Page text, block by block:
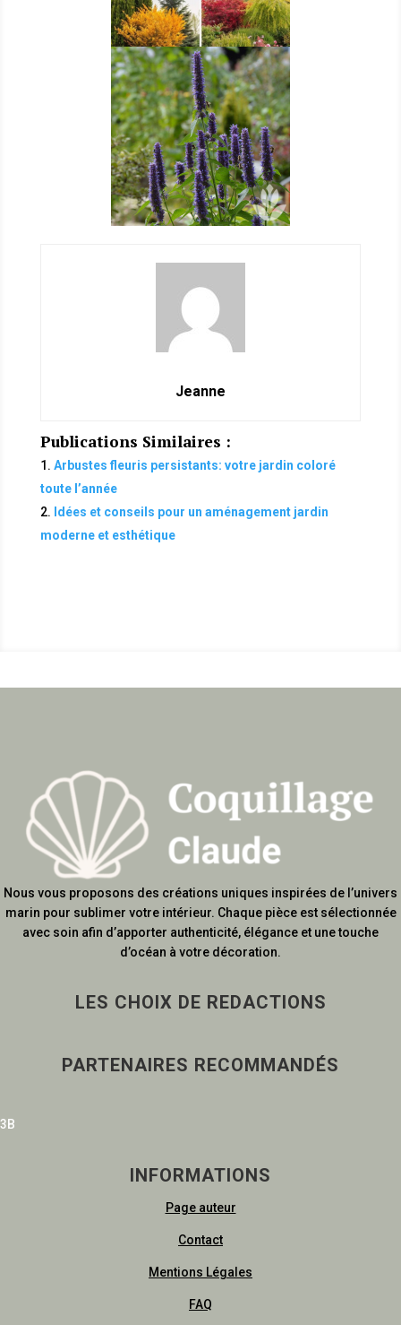
Jeanne
Publications Similaires :
Arbustes fleuris persistants: votre jardin coloré
toute l’année
Idées et conseils pour un aménagement jardin
moderne et esthétique
Nous vous proposons des créations uniques inspirées de l’univers
marin pour sublimer votre intérieur. Chaque pièce est sélectionnée
avec soin afin d’apporter authenticité, élégance et une touche
d’océan à votre décoration.
LES CHOIX DE REDACTIONS
PARTENAIRES RECOMMANDÉS
3B
INFORMATIONS
Page auteur
Contact
Mentions Légales
FAQ